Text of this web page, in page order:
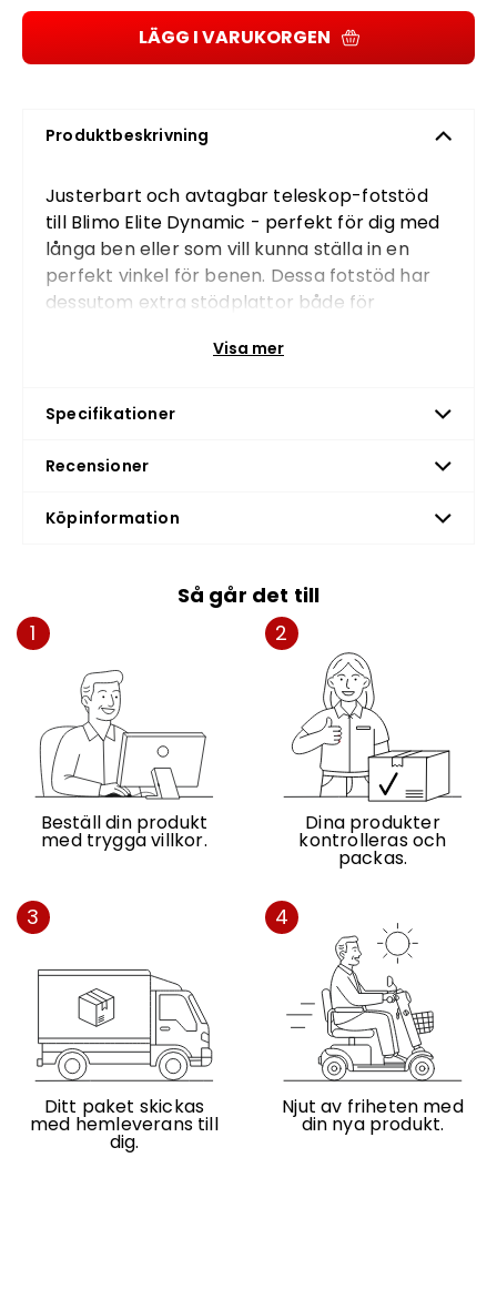
LÄGG I VARUKORGEN
Produktbeskrivning
Justerbart och avtagbar teleskop-fotstöd
till Blimo Elite Dynamic - perfekt för dig med
långa ben eller som vill kunna ställa in en
perfekt vinkel för benen. Dessa fotstöd har
dessutom extra stödplattor både för
Visa mer
Specifikationer
Recensioner
Köpinformation
Så går det till
1
Beställ din produkt
med trygga villkor.
2
Dina produkter
kontrolleras och
packas.
3
Ditt paket skickas
med hemleverans till
dig.
4
Njut av friheten med
din nya produkt.